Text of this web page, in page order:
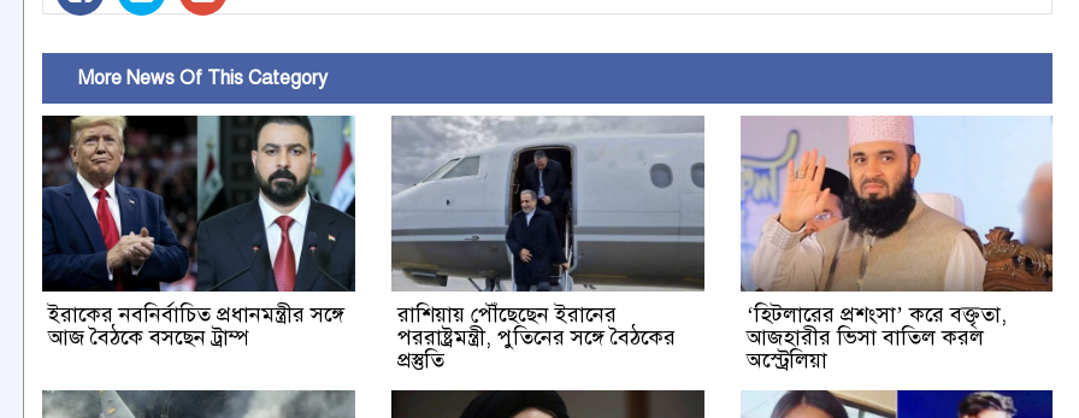
More News Of This Category
ইরাকের নবনির্বাচিত প্রধানমন্ত্রীর সঙ্গে
আজ বৈঠকে বসছেন ট্রাম্প
রাশিয়ায় পৌঁছেছেন ইরানের
পররাষ্ট্রমন্ত্রী, পুতিনের সঙ্গে বৈঠকের
প্রস্তুতি
‘হিটলারের প্রশংসা’ করে বক্তৃতা,
আজহারীর ভিসা বাতিল করল
অস্ট্রেলিয়া